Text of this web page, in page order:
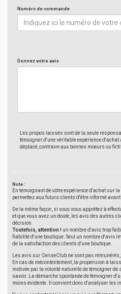
Numéro de commande
Donnez votre avis
Les propos laissés sont de la seule
témoigner d'une véritable expérience
déplacé, contraire aux bonnes moeurs ou
Note :
En témoignant de votre expérience d'achat sur
permettez aux futurs clients d'être informé avant
De la même façon, si vous vous apprêtez à
et que vous avez un doute, les avis des autres
décision.
Toutefois, attention ! un nombre d'avis trop
fiabilité d'une boutique. Seul un nombre d'avis
de la satisfaction des clients d'une boutique.
Les avis sur CeriseClub ne sont pas
En cas de mécontentement, la propension à
motivée par la volonté naturelle de témoigner de
savoir. La démarche spontanée de témoigner
moins évidente. Il convient donc d'analyser les